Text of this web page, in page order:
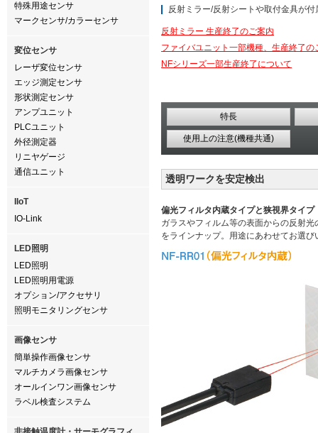
特殊用途センサ
マークセンサ/カラーセンサ
変位センサ
レーザ変位センサ
エッジ測定センサ
形状測定センサ
アンプユニット
PLCユニット
外径測定器
リニヤゲージ
通信ユニット
IIoT
IO-Link
LED照明
LED照明
LED照明用電源
オプション/アクセサリ
照明モニタリングセンサ
画像センサ
簡単操作画像センサ
マルチカメラ画像センサ
オールインワン画像センサ
ラベル検査システム
反射ミラー/反射シートや取付金具が付
反射ミラー 生産終了のご案内
ファイバユニット一部機種、生産終了の
NFシリーズ一部生産終了について
特長
使用上の注意(機種共通)
透明ワークを安定検出
偏光フィルタ内蔵タイプと狭視界タイプ
ガラスやフィルム等の表面からの反射
をラインナップ。用途にあわせてお選び